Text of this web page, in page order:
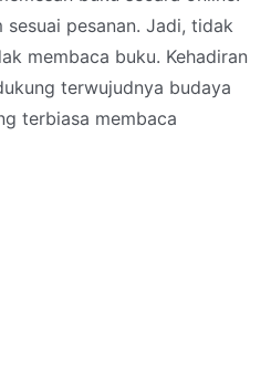
pesanan. Jadi, tidak
membaca buku. Kehadiran
terwujudnya budaya
terbiasa membaca